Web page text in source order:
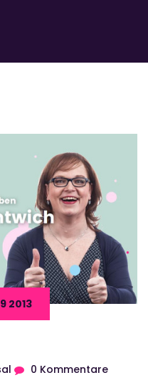
2013
0 Kommentare